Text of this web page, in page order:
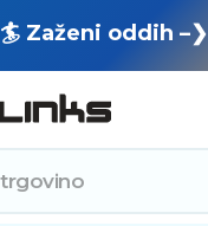
🏄 Zaženi oddih –❯